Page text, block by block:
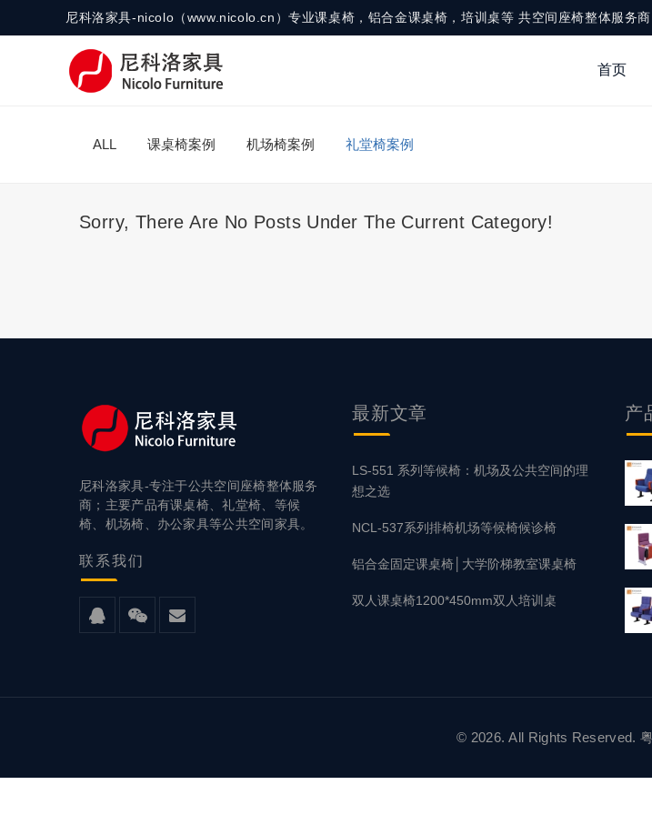
尼科洛家具-nicolo（www.nicolo.cn）专业课桌椅，铝合金课桌椅，培训桌等 共空间座椅整体服务商
首页
ALL 课桌椅案例 机场椅案例 礼堂椅案例
Sorry, There Are No Posts Under The Current Category!
尼科洛家具-专注于公共空间座椅整体服务
商；主要产品有课桌椅、礼堂椅、等候
椅、机场椅、办公家具等公共空间家具。
联系我们
最新文章
LS-551 系列等候椅：机场及公共空间的理
想之选
NCL-537系列排椅机场等候椅候诊椅
铝合金固定课桌椅│大学阶梯教室课桌椅
双人课桌椅1200*450mm双人培训桌
产
© 2026. All Rights Reserved.